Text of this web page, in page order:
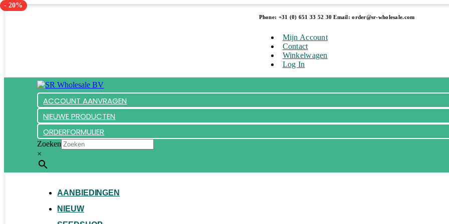
Phone: +31 (0) 651 33 52 30 Email: order@sr-wholesale.com
Mijn Account
Contact
Winkelwagen
Log In
ACCOUNT AANVRAGEN
NIEUWE PRODUCTEN
ORDERFORMULIER
Zoeken
×
AANBIEDINGEN
NIEUW
- 20%